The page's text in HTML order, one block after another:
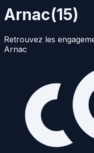
Arnac(15)
Retrouvez les
Arnac